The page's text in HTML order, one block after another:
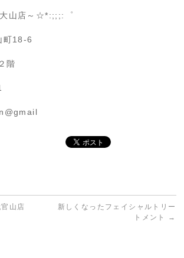
山店～ ☆*:;;;: ゜
町18-6
階
山店
新しくなったフェイシャルトリー
トメント
→